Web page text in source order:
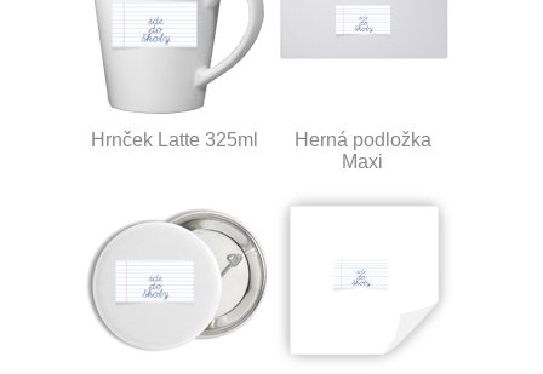
Hrnček Latte 325ml
Herná podložka
Maxi